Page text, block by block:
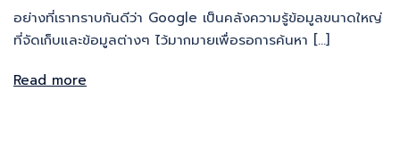
อย่างที่เราทราบกันดีว่า Google เป็นคลังความรู้ข้อมูลขนาดใหญ่
ที่จัดเก็บและข้อมูลต่างๆ ไว้มากมายเพื่อรอการค้นหา […]
Read more